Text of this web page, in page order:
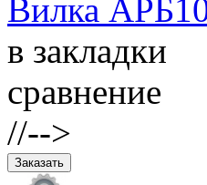
Вилка
в закладки
сравнение
//-->